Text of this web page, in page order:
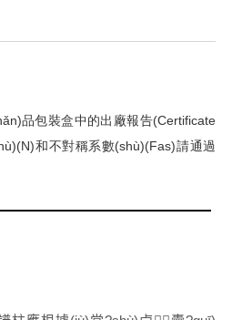
品包裝盒中的出廠報告(Certificate
和不對稱系數(shù)(Fas)請通過